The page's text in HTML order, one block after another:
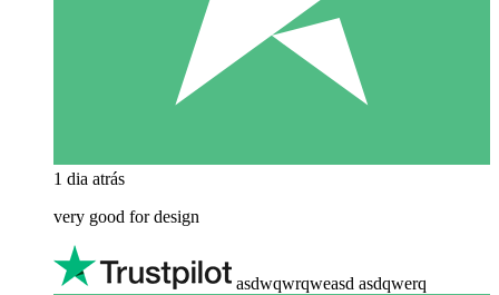
1 dia atrás
very good for design
asdwqwrqweasd asdqwerq